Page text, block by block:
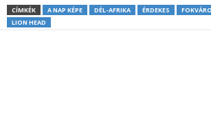
CÍMKÉK A NAP KÉPE DÉL-AFRIKA ÉRDEKES
LION HEAD